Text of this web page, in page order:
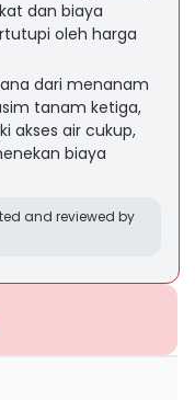
dan biaya
oleh harga
dari menanam
tanam ketiga,
akses air cukup,
biaya
and reviewed by